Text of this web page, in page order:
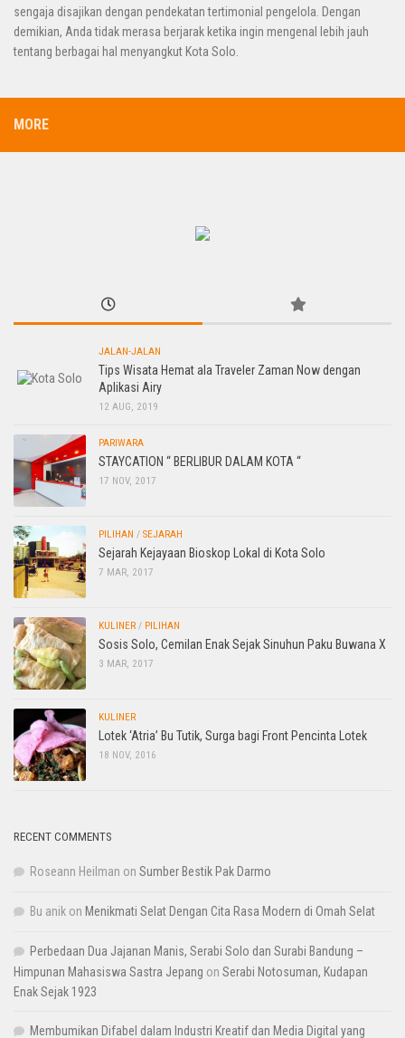
sengaja disajikan dengan pendekatan tertimonial pengelola. Dengan
demikian, Anda tidak merasa berjarak ketika ingin mengenal lebih jauh
tentang berbagai hal menyangkut Kota Solo.
MORE
JALAN-JALAN
Tips Wisata Hemat ala Traveler Zaman Now dengan
Aplikasi Airy
12 AUG, 2019
PARIWARA
STAYCATION “ BERLIBUR DALAM KOTA “
17 NOV, 2017
PILIHAN / SEJARAH
Sejarah Kejayaan Bioskop Lokal di Kota Solo
7 MAR, 2017
KULINER / PILIHAN
Sosis Solo, Cemilan Enak Sejak Sinuhun Paku Buwana X
3 MAR, 2017
KULINER
Lotek ‘Atria’ Bu Tutik, Surga bagi Front Pencinta Lotek
18 NOV, 2016
RECENT COMMENTS
Roseann Heilman on Sumber Bestik Pak Darmo
Bu anik on Menikmati Selat Dengan Cita Rasa Modern di Omah Selat
Perbedaan Dua Jajanan Manis, Serabi Solo dan Surabi Bandung –
Himpunan Mahasiswa Sastra Jepang on Serabi Notosuman, Kudapan
Enak Sejak 1923
Membumikan Difabel dalam Industri Kreatif dan Media Digital yang